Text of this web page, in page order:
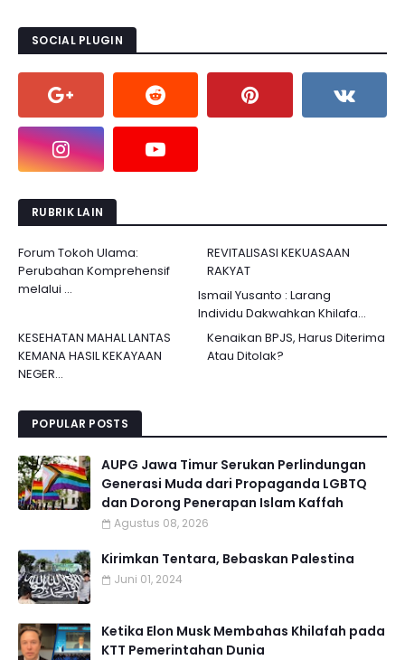
SOCIAL PLUGIN
RUBRIK LAIN
Forum Tokoh Ulama:
Perubahan Komprehensif
melalui ...
REVITALISASI KEKUASAAN
RAKYAT
Ismail Yusanto : Larang
Individu Dakwahkan Khilafa...
Kenaikan BPJS, Harus Diterima
Atau Ditolak?
KESEHATAN MAHAL LANTAS
KEMANA HASIL KEKAYAAN
NEGER...
POPULAR POSTS
AUPG Jawa Timur Serukan Perlindungan
Generasi Muda dari Propaganda LGBTQ
dan Dorong Penerapan Islam Kaffah
Agustus 08, 2026
Kirimkan Tentara, Bebaskan Palestina
Juni 01, 2024
Ketika Elon Musk Membahas Khilafah pada
KTT Pemerintahan Dunia